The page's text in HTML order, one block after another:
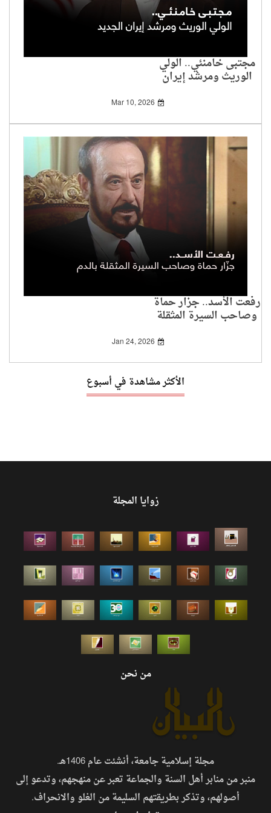
مجتبى خامنئي.. الولي
الوريث ومرشد إيران
Mar 10, 2026
رفعت الأسد.. جزار حماة
وصاحب السيرة المثقلة
Jan 24, 2026
الأكثر مشاهدة في أسبوع
زوايا المجلة
من نحن
مجلة إسلامية جامعة، أنشئت عام 1406هـ.
منبر من منابر أهل السنة والجماعة تعبر عن منهجهم، وتدعو إلى
أصولهم، وتذكر بطريقتهم السليمة من الغلو والانحراف.